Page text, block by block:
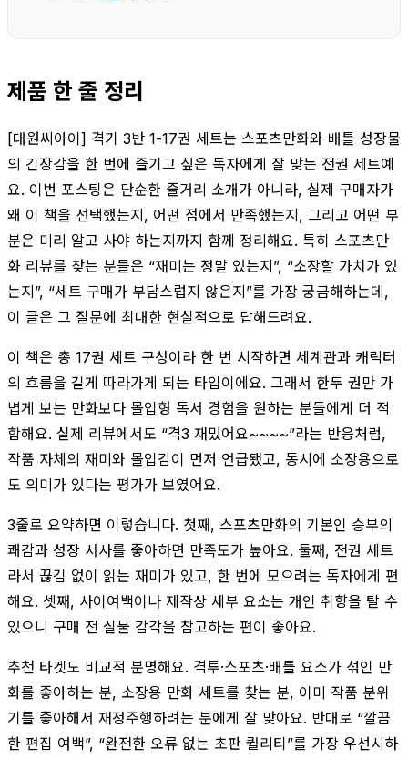
제품 한 줄 정리
[대원씨아이] 격기 3반 1-17권 세트는 스포츠만화와 배틀 성장물
의 긴장감을 한 번에 즐기고 싶은 독자에게 잘 맞는 전권 세트예
요. 이번 포스팅은 단순한 줄거리 소개가 아니라, 실제 구매자가
왜 이 책을 선택했는지, 어떤 점에서 만족했는지, 그리고 어떤 부
분은 미리 알고 사야 하는지까지 함께 정리해요. 특히 스포츠만
화 리뷰를 찾는 분들은 “재미는 정말 있는지”, “소장할 가치가 있
는지”, “세트 구매가 부담스럽지 않은지”를 가장 궁금해하는데,
이 글은 그 질문에 최대한 현실적으로 답해드려요.
이 책은 총 17권 세트 구성이라 한 번 시작하면 세계관과 캐릭터
의 흐름을 길게 따라가게 되는 타입이에요. 그래서 한두 권만 가
볍게 보는 만화보다 몰입형 독서 경험을 원하는 분들에게 더 적
합해요. 실제 리뷰에서도 “격3 재밌어요~~~~”라는 반응처럼,
작품 자체의 재미와 몰입감이 먼저 언급됐고, 동시에 소장용으로
도 의미가 있다는 평가가 보였어요.
3줄로 요약하면 이렇습니다. 첫째, 스포츠만화의 기본인 승부의
쾌감과 성장 서사를 좋아하면 만족도가 높아요. 둘째, 전권 세트
라서 끊김 없이 읽는 재미가 있고, 한 번에 모으려는 독자에게 편
해요. 셋째, 사이여백이나 제작상 세부 요소는 개인 취향을 탈 수
있으니 구매 전 실물 감각을 참고하는 편이 좋아요.
추천 타겟도 비교적 분명해요. 격투·스포츠·배틀 요소가 섞인 만
화를 좋아하는 분, 소장용 만화 세트를 찾는 분, 이미 작품 분위
기를 좋아해서 재정주행하려는 분에게 잘 맞아요. 반대로 “깔끔
한 편집 여백”, “완전한 오류 없는 초판 퀄리티”를 가장 우선시하